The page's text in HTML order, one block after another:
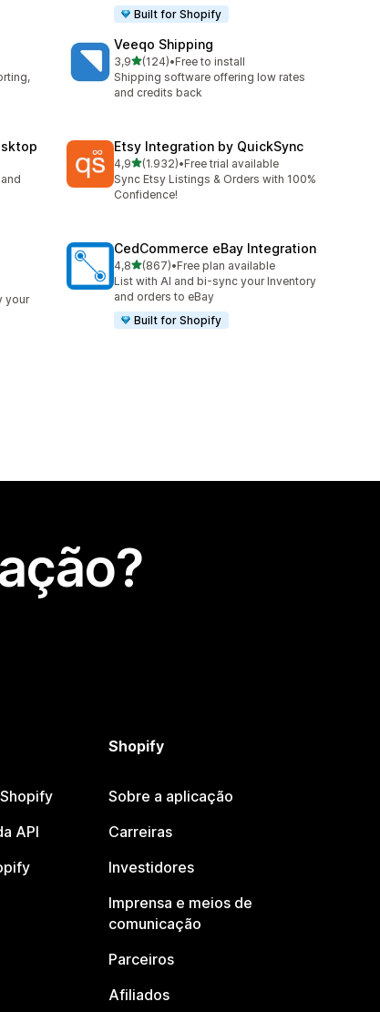
Built for Shopify
Veeqo Shipping
3,9de 5 estrelas
(124)
124 total de avaliações
•Free to install
Shipping software offering low rates
and credits back
Etsy Integration by QuickSync
4,9de 5 estrelas
(1.932)
1932 total de avaliações
•Free trial available
Sync Etsy Listings & Orders with 100%
Confidence!
your
CedCommerce eBay Integration
4,8de 5 estrelas
(867)
867 total de avaliações
•Free plan available
List with AI and bi-sync your Inventory
and orders to eBay
Built for Shopify
API
Shopify
Sobre a aplicação
Carreiras
Investidores
Imprensa e meios de
comunicação
Parceiros
Afiliados